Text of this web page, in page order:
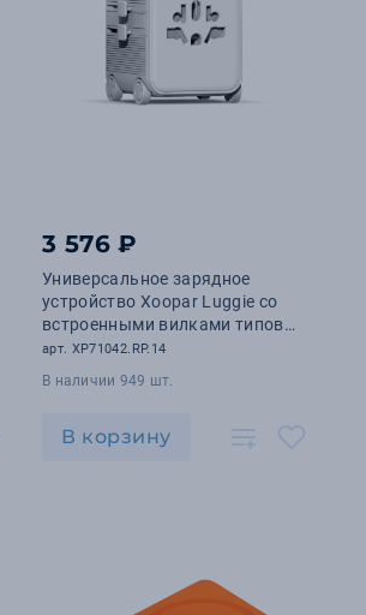
3 576 ₽
Универсальное зарядное
устройство Xoopar Luggie со
встроенными вилками типов
EU, UK, US и AUS
арт. XP71042.RP.14
В наличии 949 шт.
В корзину